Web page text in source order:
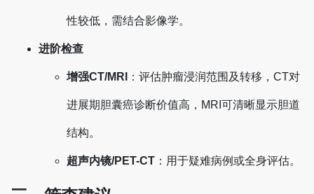
性较低，需结合影像学‌。
进阶检查
增强CT/MRI ‌：评估肿瘤浸润范围及转移，CT对
进展期胆囊癌诊断价值高，MRI可清晰显示胆道
结构‌。
超声内镜/PET-CT ‌：用于疑难病例或全身评估‌。